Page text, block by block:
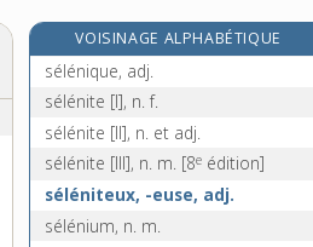
VOISINAGE ALPHABÉTIQUE
sélénieux, adj. m.
sélénique, adj.
sélénite [I], n. f.
sélénite [II], n. et adj.
sélénite [III], n. m. [8e édition]
séléniteux, -euse, adj.
sélénium, n. m.